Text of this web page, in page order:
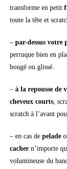
transforme en petit
toute la tête et
– par-dessus votre
perruque bien en
bougé ou glissé.
– à la repousse de
cheveux courts,
scratch à l’avant
– en cas de pelade
cacher n’importe
volumineuse du